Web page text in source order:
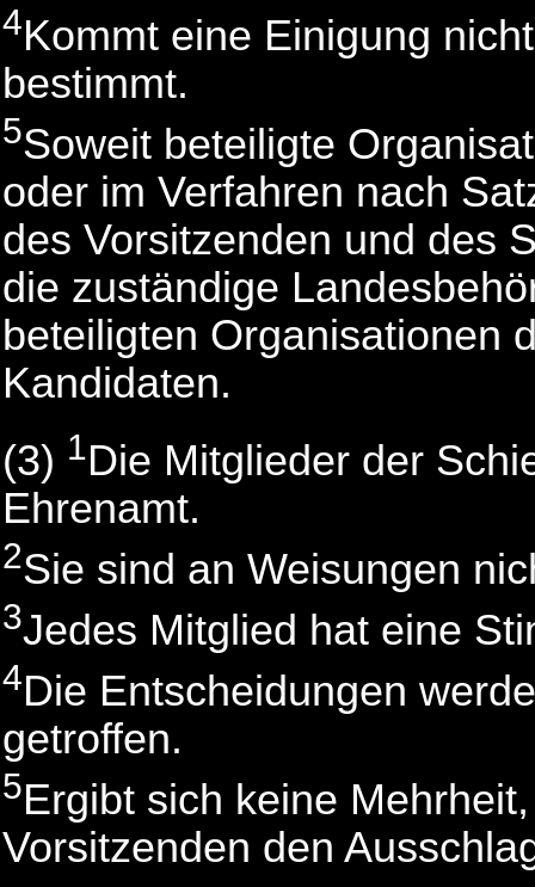
4Kommt eine Einigung
bestimmt.
5Soweit beteiligte
oder im Verfahren nach
des Vorsitzenden und des
die zuständige
beteiligten Organisationen
Kandidaten.
(3) 1Die Mitglieder der
Ehrenamt.
2Sie sind an Weisungen
3Jedes Mitglied hat eine
4Die Entscheidungen
getroffen.
5Ergibt sich keine
Vorsitzenden den